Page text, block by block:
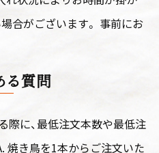
合がございます。 事前にお
る質問
際に、最低注文本数や最低注
焼き鳥を1本からご注文いた